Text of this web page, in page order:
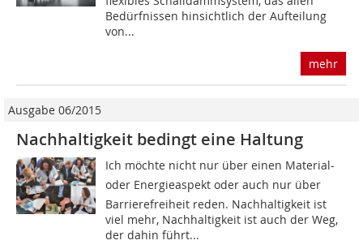
Bedürfnissen hinsichtlich der Aufteilung
von...
mehr
Ausgabe 06/2015
Nachhaltigkeit bedingt eine Haltung
Ich möchte nicht nur über einen Material-
oder Energieaspekt oder auch nur über
Barrierefreiheit reden. Nachhaltigkeit ist
viel mehr, Nachhaltigkeit ist auch der Weg,
der dahin führt...